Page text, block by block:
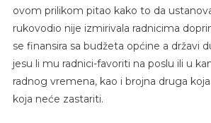
ovom prilikom pitao kako to da
rukovodio nije izmirivala radnicima
se finansira sa budžeta općine a državi
jesu li mu radnici-favoriti na poslu ili u
radnog vremena, kao i brojna druga
koja neće zastariti.